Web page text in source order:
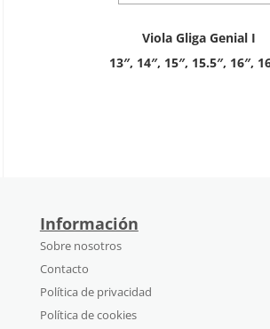
Viola Gliga Genial I
13″, 14″, 15″, 15.5″, 16″,
Información
Sobre nosotros
Contacto
Política de privacidad
Política de cookies